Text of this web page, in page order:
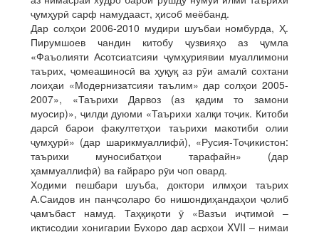
ҷумҳурӣ сарф намудааст, ҳисоб меёбанд.
Дар солҳои 2006-2010 мудири шуъбаи номбурда, Ҳ.
Пирумшоев чандин китобу ҷузвияҳо аз ҷумла
«Фаъолияти Асотсиатсияи ҷумҳуриявии муаллимони
таърих, ҷомеашиносӣ ва ҳуқуқ аз рӯи амалӣ сохтани
лоиҳаи «Модернизатсияи таълим» дар солҳои 2005-
2007», «Таърихи Дарвоз (аз қадим то замони
муосир)», ҷилди дуюми «Таърихи халқи тоҷик. Китоби
дарсӣ барои факултетҳои таърихи макотиби олии
ҷумҳурӣ» (дар шарикмуаллифӣ), «Русия-Тоҷикистон:
таърихи муносибатҳои тарафайн» (дар
ҳаммуаллифӣ) ва ғайраро рӯи чоп овард.
Ходими пешбари шуъба, доктори илмҳои таърих
А.Саидов ин панҷсоларо бо нишондиҳандаҳои ҷолиб
ҷамъбаст намуд. Таҳқиқоти ӯ «Вазъи иҷтимоӣ –
иқтисодии хонигарии Бухоро дар асрҳои XVII – нимаи